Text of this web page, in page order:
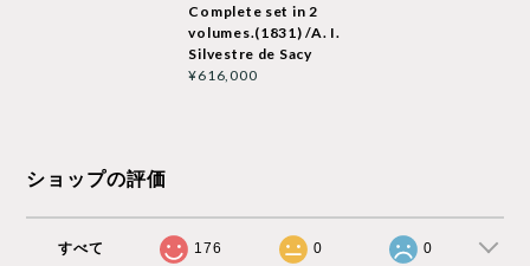
Complete set in 2
volumes.(1831) /A. I.
Silvestre de Sacy
¥616,000
ショップの評価
すべて 176 0 0